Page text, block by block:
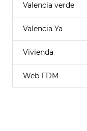
Valencia verde
Valencia Ya
Vivienda
Web FDM